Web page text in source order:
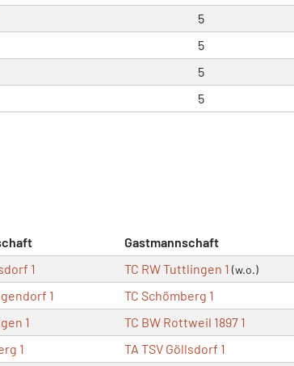
5
5
5
5
Gastmannschaft
1 TC RW Tuttlingen 1 (w.o.)
1 TC Schömberg 1
1 TC BW Rottweil 1897 1
1 TA TSV Göllsdorf 1